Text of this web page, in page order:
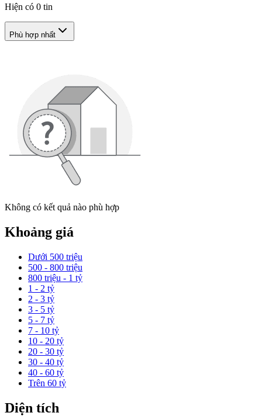
Hiện có 0 tin
Phù hợp nhất
Không có kết quả nào phù hợp
Khoảng giá
Dưới 500 triệu
500 - 800 triệu
800 triệu - 1 tỷ
1 - 2 tỷ
2 - 3 tỷ
3 - 5 tỷ
5 - 7 tỷ
7 - 10 tỷ
10 - 20 tỷ
20 - 30 tỷ
30 - 40 tỷ
40 - 60 tỷ
Trên 60 tỷ
Diện tích